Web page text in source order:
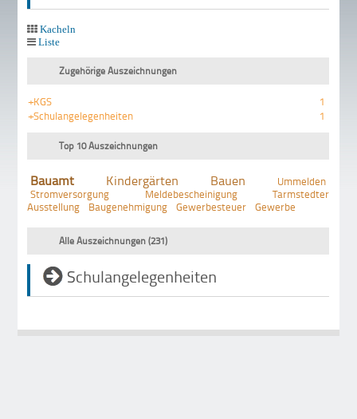
Kacheln
Liste
Zugehörige Auszeichnungen
+KGS
1
+Schulangelegenheiten
1
Top 10 Auszeichnungen
Bauamt Kindergärten Bauen
Ummelden
Stromversorgung
Meldebescheinigung
Tarmstedter
Ausstellung
Baugenehmigung Gewerbesteuer Gewerbe
Alle Auszeichnungen (231)
Schulangelegenheiten